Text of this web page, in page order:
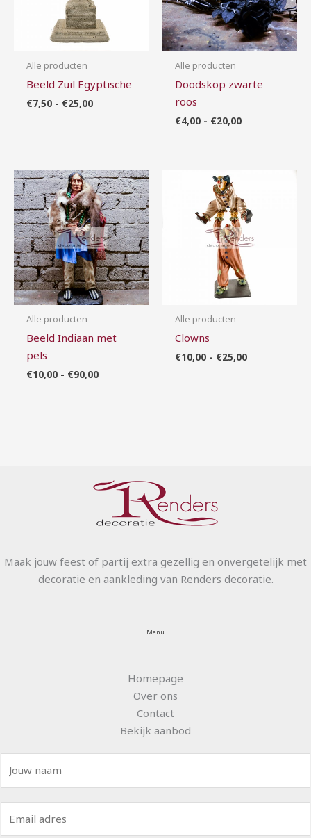
Alle producten
Beeld Zuil Egyptische
€7,50 - €25,00
Alle producten
Doodskop zwarte
roos
€4,00 - €20,00
Alle producten
Beeld Indiaan met
pels
€10,00 - €90,00
Prijsklasse:
€10,00
tot
€90,00
Alle producten
Clowns
€10,00 - €25,00
Prijsklasse:
€25,00
Maak jouw feest of partij extra gezellig en onvergetelijk met
decoratie en aankleding van Renders decoratie.
Menu
Homepage
Over ons
Contact
Bekijk aanbod